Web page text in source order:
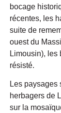
bocage
récentes, les
suite de
ouest du
Limousin), les
résisté.
Les paysages
herbagers de
sur la